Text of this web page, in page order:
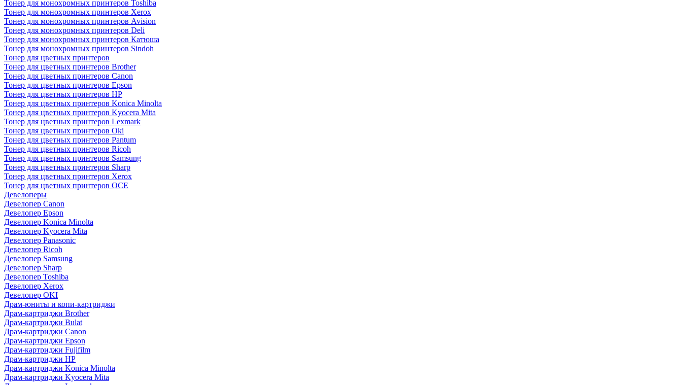
Тонер для монохромных принтеров Toshiba
Тонер для монохромных принтеров Xerox
Тонер для монохромных принтеров Avision
Тонер для монохромных принтеров Deli
Тонер для монохромных принтеров Катюша
Тонер для монохромных принтеров Sindoh
Тонер для цветных принтеров
Тонер для цветных принтеров Brother
Тонер для цветных принтеров Canon
Тонер для цветных принтеров Epson
Тонер для цветных принтеров HP
Тонер для цветных принтеров Konica Minolta
Тонер для цветных принтеров Kyocera Mita
Тонер для цветных принтеров Lexmark
Тонер для цветных принтеров Oki
Тонер для цветных принтеров Pantum
Тонер для цветных принтеров Ricoh
Тонер для цветных принтеров Samsung
Тонер для цветных принтеров Sharp
Тонер для цветных принтеров Xerox
Тонер для цветных принтеров OCE
Девелоперы
Девелопер Canon
Девелопер Epson
Девелопер Konica Minolta
Девелопер Kyocera Mita
Девелопер Panasonic
Девелопер Ricoh
Девелопер Samsung
Девелопер Sharp
Девелопер Toshiba
Девелопер Xerox
Девелопер OKI
Драм-юниты и копи-картриджи
Драм-картриджи Brother
Драм-картриджи Bulat
Драм-картриджи Canon
Драм-картриджи Epson
Драм-картриджи Fujifilm
Драм-картриджи HP
Драм-картриджи Konica Minolta
Драм-картриджи Kyocera Mita